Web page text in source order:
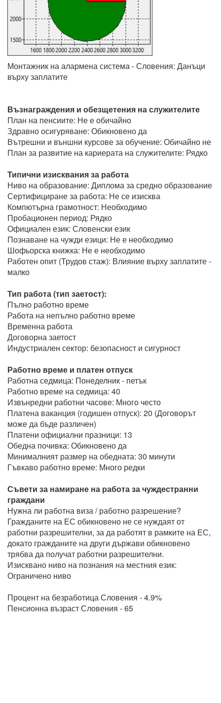
Монтажник на алармена система - Словения: Данъци
върху заплатите
Възнаграждения и обезщетения на служителите
План на пенсиите: Не е обичайно
Здравно осигуряване: Обикновено да
Вътрешни и външни курсове за обучение: Обичайно не
План за развитие на кариерата на служителите: Рядко
Типични изисквания за работа
Ниво на образование: Диплома за средно образование
Сертифициране за работа: Не се изисква
Компютърна грамотност: Необходимо
Пробационен период: Рядко
Официален език: Словенски език
Познаване на чужди езици: Не е необходимо
Шофьорска книжка: Не е необходимо
Работен опит (Трудов стаж): Влияние върху заплатите -
малко
Тип работа (тип заетост):
Пълно работно време
Работа на непълно работно време
Временна работа
Договорна заетост
Индустриален сектор: безопасност и сигурност
Работно време и платен отпуск
Работна седмица: Понеделник - петък
Работно време на седмица: 40
Извънредни работни часове: Много често
Платена ваканция (годишен отпуск): 20 (Договорът
може да бъде различен)
Платени официални празници: 13
Обедна почивка: Обикновено да
Минималният размер на обедната: 30 минути
Гъвкаво работно време: Много редки
Съвети за намиране на работа за чуждестранни
граждани
Нужна ли работна виза / работно разрешение?
Гражданите на ЕС обикновено не се нуждаят от
работни разрешителни, за да работят в рамките на ЕС,
докато гражданите на други държави обикновено
трябва да получат работни разрешителни.
Изисквано ниво на познания на местния език:
Ограничено ниво
Процент на безработица Словения - 4.9%
Пенсионна възраст Словения - 65